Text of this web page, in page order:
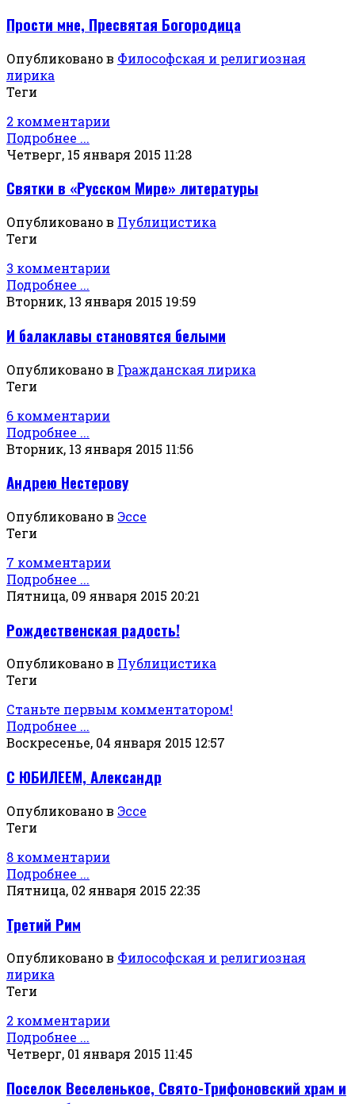
Прости мне, Пресвятая Богородица
Опубликовано в Философская и религиозная
лирика
Теги
2 комментарии
Подробнее ...
Четверг, 15 января 2015 11:28
Святки в «Русском Мире» литературы
Опубликовано в Публицистика
Теги
3 комментарии
Подробнее ...
Вторник, 13 января 2015 19:59
И балаклавы становятся белыми
Опубликовано в Гражданская лирика
Теги
6 комментарии
Подробнее ...
Вторник, 13 января 2015 11:56
Андрею Нестерову
Опубликовано в Эссе
Теги
7 комментарии
Подробнее ...
Пятница, 09 января 2015 20:21
Рождественская радость!
Опубликовано в Публицистика
Теги
Станьте первым комментатором!
Подробнее ...
Воскресенье, 04 января 2015 12:57
С ЮБИЛЕЕМ, Александр
Опубликовано в Эссе
Теги
8 комментарии
Подробнее ...
Пятница, 02 января 2015 22:35
Третий Рим
Опубликовано в Философская и религиозная
лирика
Теги
2 комментарии
Подробнее ...
Четверг, 01 января 2015 11:45
Поселок Веселенькое, Свято-Трифоновский храм и